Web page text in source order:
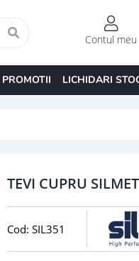
Contul meu
PROMOTII LICHIDARI
TEVI CUPRU
Cod: SIL351